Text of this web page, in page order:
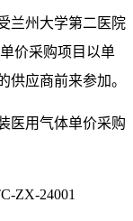
兰州大学第二医院
价采购项目 以单
供应商前来参加。
医用气体单价采购
ZX-24001